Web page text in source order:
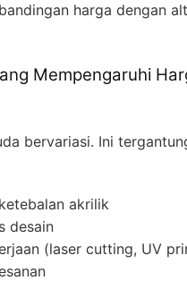
harga dengan
Mempengaruhi
bervariasi. Ini
akrilik
desain
(laser cutting, UV